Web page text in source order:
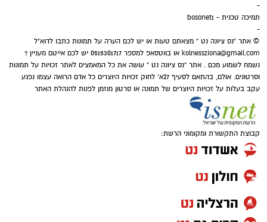
-
תמיכה טכנית - bosonet1
-
© אתר "נס ציונה נט " מצאתם טעות או יש לכם הערה על תמונות כתבו לדוא"ל
kolnessziona@gmail.com
או בווטסאפ למספר 0515301717 יש לכם אייטם מעניין ?
נשמח לשמוע מכם . אתר "נס ציונה נט " עושה את כל המאמצים לאתר זכויות על תמונות
וסרטונים. אולם, בהתאם לסעיף 27א' לחוק זכויות היוצרים כל אדם הרואה עצמו נפגע
עקב בעלות על זכויות היוצרים של תמונה או סרטון מוזמן לפנות להנהלת האתר
קבוצת התקשורת ומקומוני הרשת: